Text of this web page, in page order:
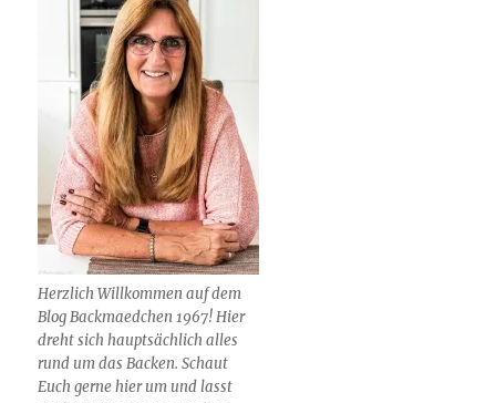
Herzlich Willkommen auf dem
Blog Backmaedchen 1967! Hier
dreht sich hauptsächlich alles
rund um das Backen. Schaut
Euch gerne hier um und lasst